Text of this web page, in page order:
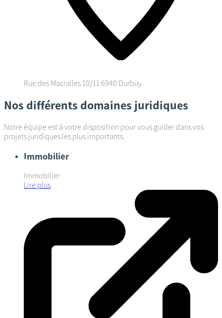
Rue des Macralles 10/11 6940 Durbuy
Nos différents domaines juridiques
Notre équipe est à votre disposition pour vous guider dans vos
projets juridiques les plus importants.
Immobilier
Immobilier
Lire plus